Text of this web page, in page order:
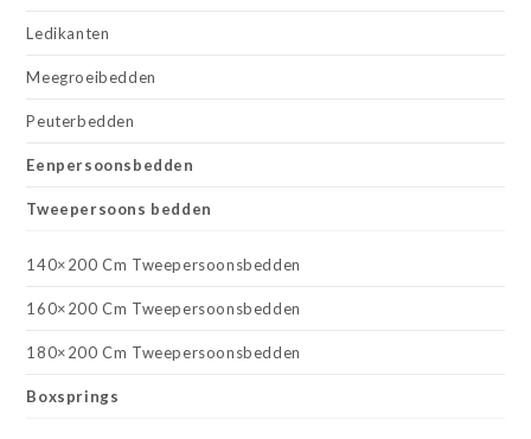
Ledikanten
Meegroeibedden
Peuterbedden
Eenpersoonsbedden
Tweepersoons bedden
140×200 Cm Tweepersoonsbedden
160×200 Cm Tweepersoonsbedden
180×200 Cm Tweepersoonsbedden
Boxsprings